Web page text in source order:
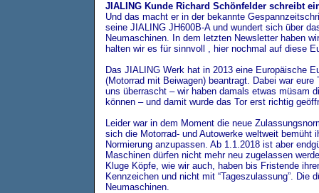
JIALING Kunde Richard Schönfelder schreibt
Und das macht er in der bekannte
seine JIALING JH600B-A und wundert sich über
Neumaschinen. In dem letzten Newsletter haben
halten wir es für sinnvoll , hier nochmal auf diese
Das JIALING Werk hat in 2013 eine Europäische
(Motorrad mit Beiwagen) beantragt. Dabei war
uns überrascht – wir haben damals etwas müsam
können – und damit wurde das Tor erst richtig
Leider war in dem Moment die neue
sich die Motorrad- und Autowerke weltweit
Normierung anzupassen. Ab 1.1.2018 ist aber
Maschinen dürfen nicht mehr neu zugelassen
Kluge Köpfe, wie wir auch, haben bis Fristende
Kennzeichen und nicht mit “Tageszulassung”. Die
Neumaschinen.